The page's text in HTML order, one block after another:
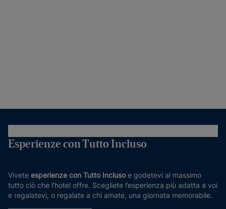
Esperienze con Tutto Incluso
Vivete esperienze con Tutto Incluso e godetevi al massimo
tutto ciò che l’hotel offre. Scegliete l’esperienza più adatta a voi
e regalatevi, o regalate a chi amate, una giornata memorabile.